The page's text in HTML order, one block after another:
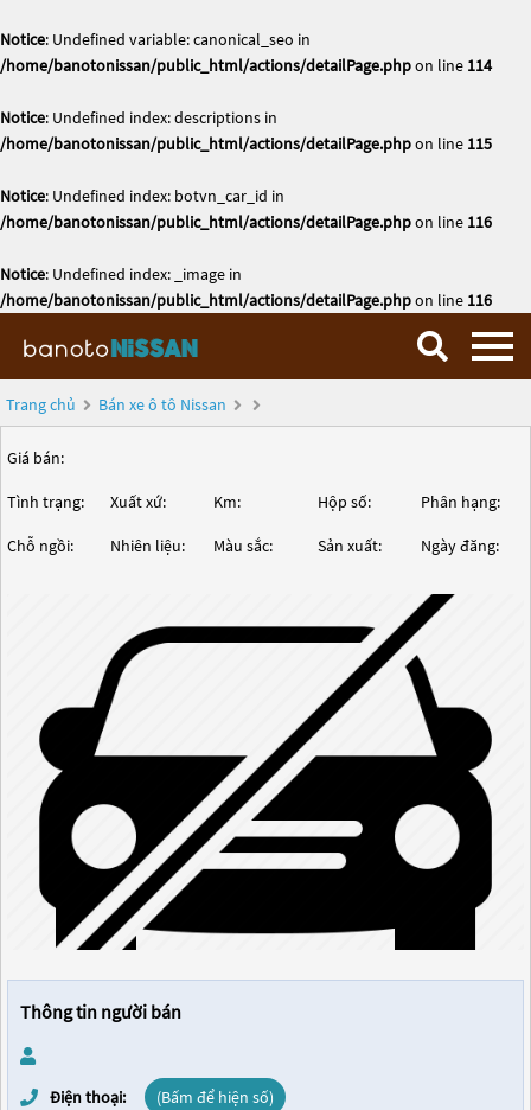
Notice: Undefined variable: canonical_seo in
/home/banotonissan/public_html/actions/detailPage.phpon line 114
Notice: Undefined index: descriptions in
/home/banotonissan/public_html/actions/detailPage.phpon line 115
Notice: Undefined index: botvn_car_id in
/home/banotonissan/public_html/actions/detailPage.phpon line 116
Notice: Undefined index: _image in
/home/banotonissan/public_html/actions/detailPage.phpon line 116
Trang chủ Bán xe ô tô Nissan
Giá bán:
Tình trạng: Xuất xứ: Km: Hộp số: Phân hạng:
Chỗ ngồi: Nhiên liệu: Màu sắc: Sản xuất: Ngày đăng:
Thông tin người bán
Điện thoại: (Bấm để hiện số)